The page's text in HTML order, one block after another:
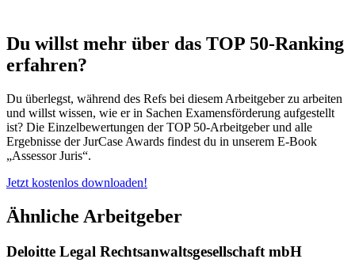
Du willst mehr über das TOP 50-Ranking
erfahren?
Du überlegst, während des Refs bei diesem Arbeitgeber zu arbeiten
und willst wissen, wie er in Sachen Examensförderung aufgestellt
ist? Die Einzelbewertungen der TOP 50-Arbeitgeber und alle
Ergebnisse der JurCase Awards findest du in unserem E-Book
„Assessor Juris“.
Jetzt kostenlos downloaden!
Ähnliche Arbeitgeber
Deloitte Legal Rechtsanwaltsgesellschaft mbH